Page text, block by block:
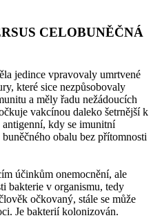
CELOBUNĚČNÁ
jedince vpravovaly umrtvené
které sice nezpůsobovaly
a měly řadu nežádoucích
vakcínou daleko šetrnější k
kdy se imunitní
obalu bez přítomnosti
účinkům onemocnění, ale
bakterie v organismu, tedy
očkovaný, stále se může
Je bakterií kolonizován.